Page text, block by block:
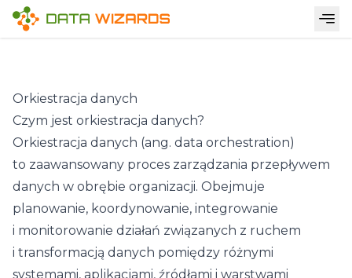
Orkiestracja danych
Czym jest orkiestracja danych?
Orkiestracja danych (ang. data orchestration)
to zaawansowany proces zarządzania przepływem
danych w obrębie organizacji. Obejmuje
planowanie, koordynowanie, integrowanie
i monitorowanie działań związanych z ruchem
i transformacją danych pomiędzy różnymi
systemami, aplikacjami, źródłami i warstwami